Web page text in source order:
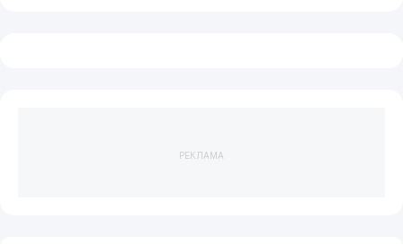
РЕКЛАМА